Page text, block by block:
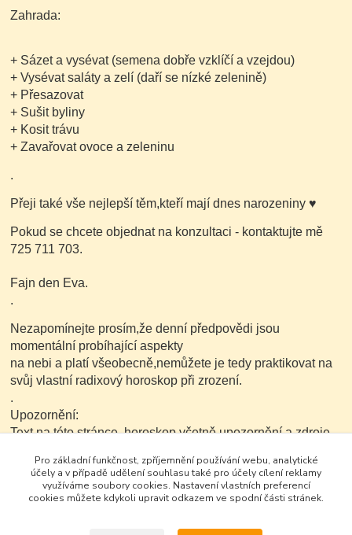
Zahrada:
+ Sázet a vysévat (semena dobře vzklíčí a vzejdou)
+ Vysévat saláty a zelí (daří se nízké zelenině)
+ Přesazovat
+ Sušit byliny
+ Kosit trávu
+ Zavařovat ovoce a zeleninu
.
Přeji také vše nejlepší těm,kteří mají dnes narozeniny♥
Pokud se chcete objednat na konzultaci - kontaktujte mě
725 711 703.
Fajn den Eva.
.
Nezapomínejte prosím,že denní předpovědi jsou
momentální probíhající aspekty
na nebi a platí všeobecně,nemůžete je tedy praktikovat na
svůj vlastní radixový horoskop při zrození.
.
Upozornění:
Text na této stránce ,horoskop včetně upozornění a zdroje
kopírovat nekomerčním
způsobem.
Pro základní funkčnost, zpříjemnění používání webu, analytické
účely a v případě udělení souhlasu také pro účely cílení reklamy
využíváme soubory cookies. Nastavení vlastních preferencí
cookies můžete kdykoli upravit odkazem ve spodní části stránek.